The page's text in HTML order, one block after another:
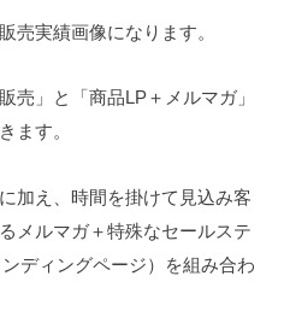
売実績画像になります。
売」と「商品LP＋メルマガ」
ます。
加え、時間を掛けて見込み客
メルマガ＋特殊なセールステ
ディングページ）を組み合わ